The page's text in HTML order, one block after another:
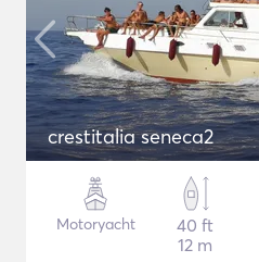
crestitalia seneca2
Motoryacht
40 ft
12 m